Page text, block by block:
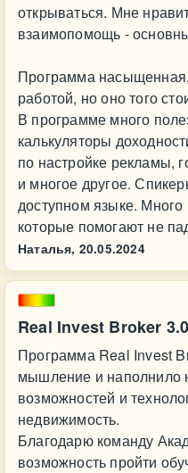
открываться. Мне
взаимопомощь -
Программа
работой, но оно того
В программе много
калькуляторы
по настройке рекламы,
и многое другое.
доступном языке.
которые помогают не
Наталья, 20.05.2024
Real Invest Broker 3.0
Программа Real Invest
мышление и наполнило
возможностей и
недвижимость.
Благодарю команду
возможность пройти